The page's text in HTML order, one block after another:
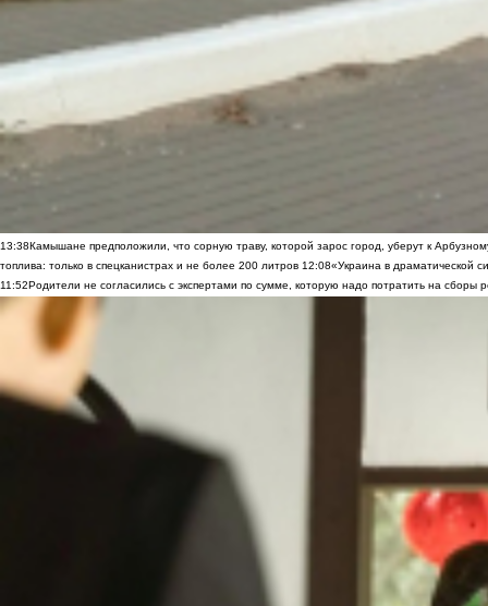
13:38Камышане предположили, что сорную траву, которой зарос город, уберут к
топлива: только в спецканистрах и не более 200 литров 12:08«Украина в драматической
11:52Родители не согласились с экспертами по сумме, которую надо потратить на сборы